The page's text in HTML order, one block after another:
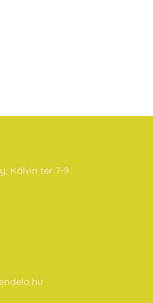
Kálvin tér 7-9